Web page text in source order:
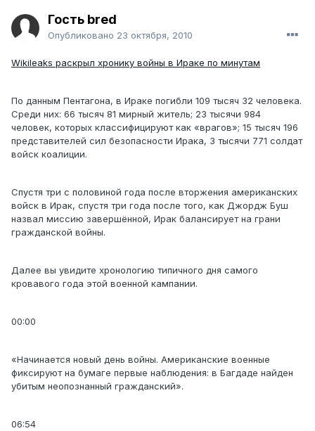
Гость bred
Опубликовано 23 октября, 2010
Wikileaks раскрыл хронику войны в Ираке по минутам
По данным Пентагона, в Ираке погибли 109 тысяч 32 человека.
Среди них: 66 тысяч 81 мирный житель; 23 тысячи 984
человек, которых классифицируют как «врагов»; 15 тысяч 196
представителей сил безопасности Ирака, 3 тысячи 771 солдат
войск коалиции.
Спустя три с половиной года после вторжения американских
войск в Ирак, спустя три года после того, как Джордж Буш
назвал миссию завершённой, Ирак балансирует на грани
гражданской войны.
Далее вы увидите хронологию типичного дня самого
кровавого года этой военной кампании.
00:00
«Начинается новый день войны. Американские военные
фиксируют на бумаге первые наблюдения: в Багдаде найден
убитым неопознанный гражданский».
06:54